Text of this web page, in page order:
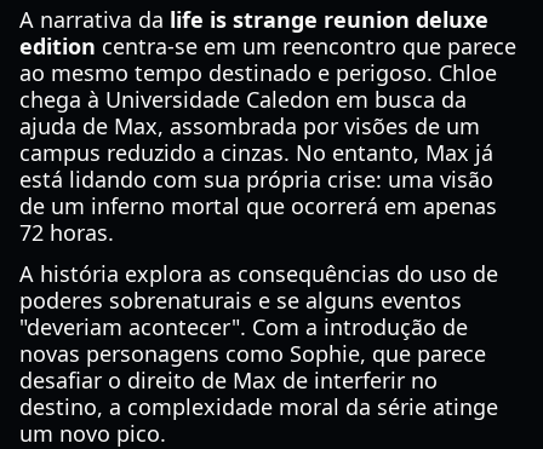
A narrativa da life is strange reunion deluxe
edition centra-se em um reencontro que parece
ao mesmo tempo destinado e perigoso. Chloe
chega à Universidade Caledon em busca da
ajuda de Max, assombrada por visões de um
campus reduzido a cinzas. No entanto, Max já
está lidando com sua própria crise: uma visão
de um inferno mortal que ocorrerá em apenas
72 horas.
A história explora as consequências do uso de
poderes sobrenaturais e se alguns eventos
"deveriam acontecer". Com a introdução de
novas personagens como Sophie, que parece
desafiar o direito de Max de interferir no
destino, a complexidade moral da série atinge
um novo pico.